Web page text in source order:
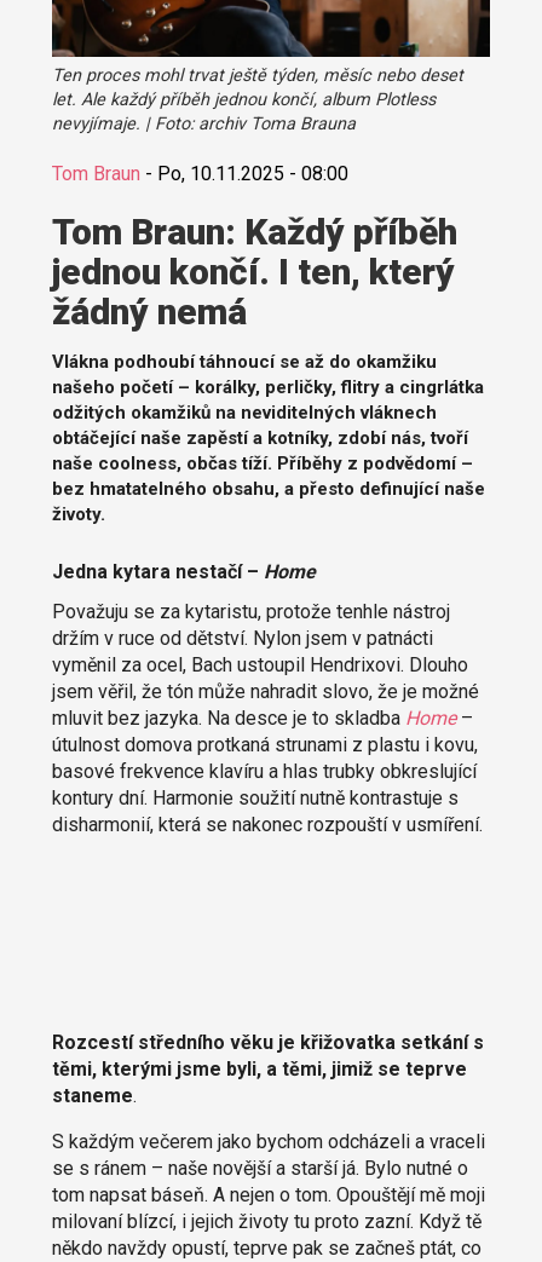
Ten proces mohl trvat ještě týden, měsíc nebo deset
let. Ale každý příběh jednou končí, album Plotless
nevyjímaje. | Foto: archiv Toma Brauna
Tom Braun - Po, 10.11.2025 - 08:00
Tom Braun: Každý příběh
jednou končí. I ten, který
žádný nemá
Vlákna podhoubí táhnoucí se až do okamžiku
našeho početí – korálky, perličky, flitry a cingrlátka
odžitých okamžiků na neviditelných vláknech
obtáčející naše zapěstí a kotníky, zdobí nás, tvoří
naše coolness, občas tíží. Příběhy z podvědomí –
bez hmatatelného obsahu, a přesto definující naše
životy.
Jedna kytara nestačí – Home
Považuju se za kytaristu, protože tenhle nástroj
držím v ruce od dětství. Nylon jsem v patnácti
vyměnil za ocel, Bach ustoupil Hendrixovi. Dlouho
jsem věřil, že tón může nahradit slovo, že je možné
mluvit bez jazyka. Na desce je to skladba Home–
útulnost domova protkaná strunami z plastu i kovu,
basové frekvence klavíru a hlas trubky obkreslující
kontury dní. Harmonie soužití nutně kontrastuje s
disharmonií, která se nakonec rozpouští v usmíření.
Rozcestí středního věku je křižovatka setkání s
těmi, kterými jsme byli, a těmi, jimiž se teprve
staneme.
S každým večerem jako bychom odcházeli a vraceli
se s ránem – naše novější a starší já. Bylo nutné o
tom napsat báseň. A nejen o tom. Opouštějí mě moji
milovaní blízcí, i jejich životy tu proto zazní. Když tě
někdo navždy opustí, teprve pak se začneš ptát, co